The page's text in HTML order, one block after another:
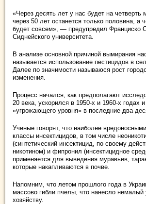
«Через десять лет у нас будет на четверть
через 50 лет останется только половина, а
будет совсем», — предупредил Франциско
Сиднейского университета.
В анализе основной причиной вымирания
называется использование пестицидов в
Далее по значимости называюся рост
изменения.
Процесс начался, как предполагают
20 века, ускорился в 1950-х и 1960-х годах и
«угрожающего уровня» в последние два
Ученые говорят, что наиболее
классы инсектицидов, в том числе
(синтетический инсектицид, по своему
никотином) и фипронил (инсектицидное
применяется для выведения муравьев,
которые накапливаются в почве.
Напомним, что летом прошлого года в
массово гибли пчелы, что нанесло немалый
хозяйству.